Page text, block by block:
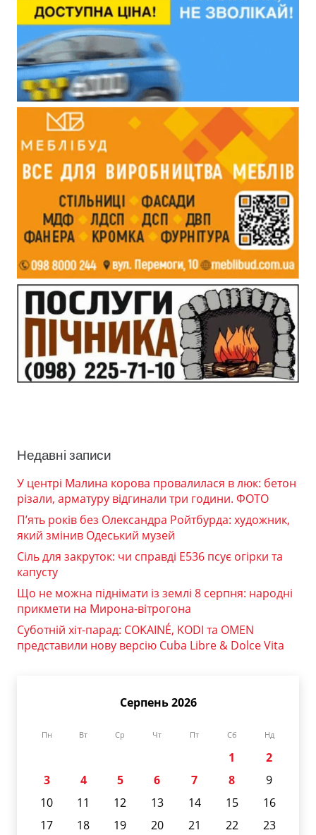
Недавні записи
У центрі Малина корова провалилася в люк: бетон
різали, арматуру відгинали три години. ФОТО
П’ять років без Олександра Ройтбурда: художник,
який змінив Одеський музей
Сіль для закруток: чи справді Е536 псує огірки та
капусту
Що не можна піднімати із землі 8 серпня: народні
прикмети на Мирона-вітрогона
Суботній хіт-парад: COKAINÉ, KODI та OMEN
представили нову версію Cuba Libre & Dolce Vita
Серпень 2026
Пн Вт Ср Чт Пт Сб Нд
1
2
3
4 5 6 7 8
9
10
11 12 13 14 15
16
17
18 19 20 21 22
23